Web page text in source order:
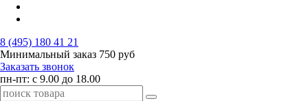
8 (495) 180 41 21
Минимальный заказ 750 руб
Заказать звонок
пн-пт: с 9.00 до 18.00